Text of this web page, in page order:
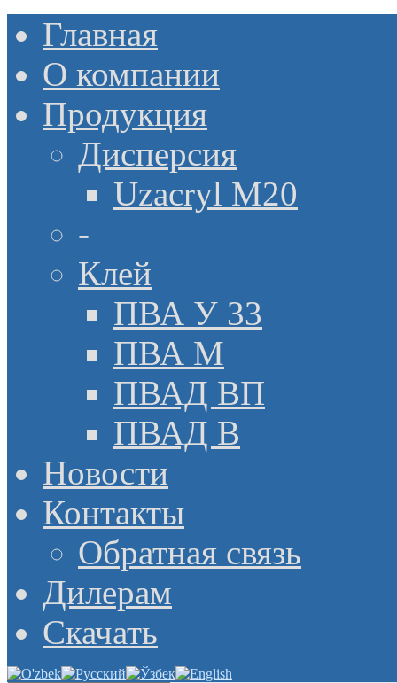
Главная
О компании
Продукция
Дисперсия
Uzacryl M20
-
Клей
ПВА У 33
ПВА М
ПВАД ВП
ПВАД В
Новости
Контакты
Обратная связь
Дилерам
Скачать